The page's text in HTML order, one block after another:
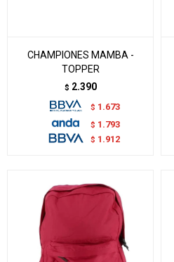
CHAMPIONES MAMBA -
TOPPER
$ 2.390
$ 1.673
$ 1.793
$ 1.912